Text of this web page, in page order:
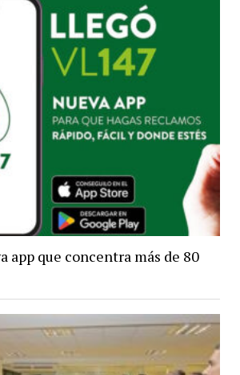
app que concentra más de 80